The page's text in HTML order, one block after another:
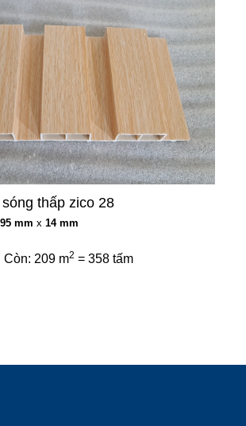
thấp zico 28
mm x 14 mm
Còn: 209 m2 = 358 tấm